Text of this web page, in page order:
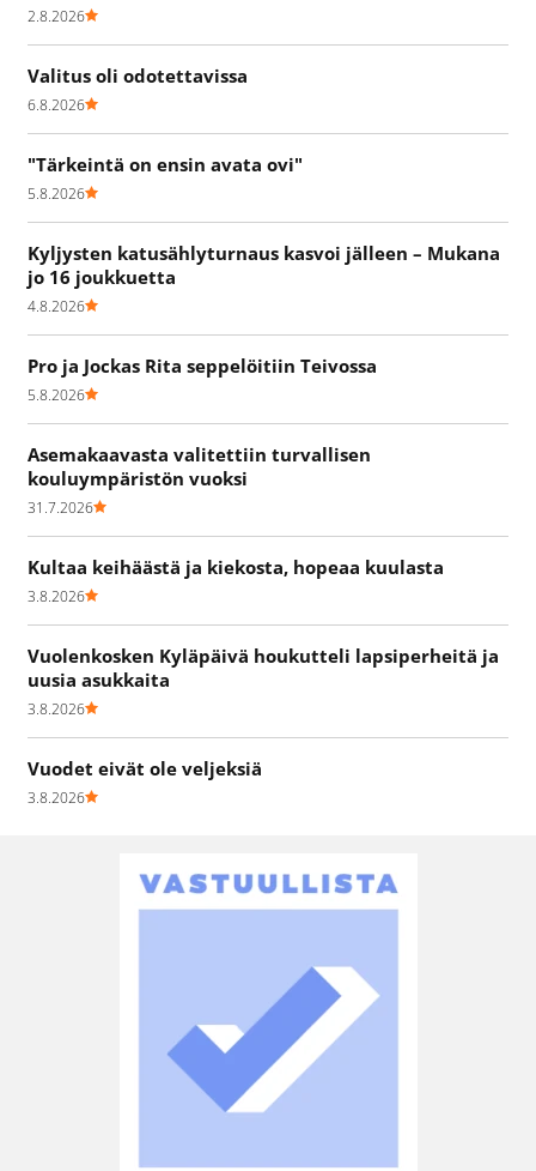
2.8.2026
Valitus oli odotettavissa
6.8.2026
"Tärkeintä on ensin avata ovi"
5.8.2026
Kyljysten katusählyturnaus kasvoi jälleen – Mukana
jo 16 joukkuetta
4.8.2026
Pro ja Jockas Rita seppelöitiin Teivossa
5.8.2026
Asemakaavasta valitettiin turvallisen
kouluympäristön vuoksi
31.7.2026
Kultaa keihäästä ja kiekosta, hopeaa kuulasta
3.8.2026
Vuolenkosken Kyläpäivä houkutteli lapsiperheitä ja
uusia asukkaita
3.8.2026
Vuodet eivät ole veljeksiä
3.8.2026